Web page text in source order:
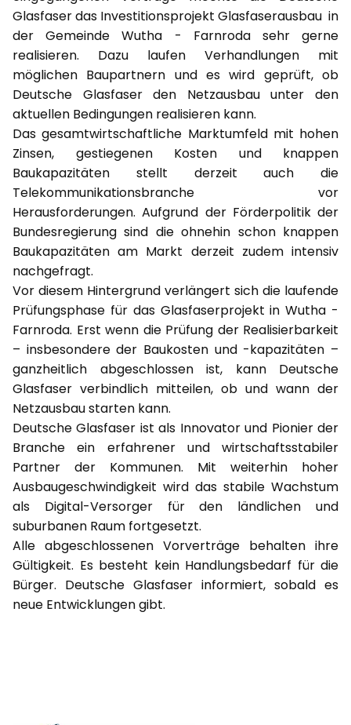
Glasfaser das Investitionsprojekt Glasfaserausbau in
der Gemeinde Wutha - Farnroda sehr gerne
realisieren. Dazu laufen Verhandlungen mit
möglichen Baupartnern und es wird geprüft, ob
Deutsche Glasfaser den Netzausbau unter den
aktuellen Bedingungen realisieren kann.
Das gesamtwirtschaftliche Marktumfeld mit hohen
Zinsen, gestiegenen Kosten und knappen
Baukapazitäten stellt derzeit auch die
Telekommunikationsbranche vor
Herausforderungen. Aufgrund der Förderpolitik der
Bundesregierung sind die ohnehin schon knappen
Baukapazitäten am Markt derzeit zudem intensiv
nachgefragt.
Vor diesem Hintergrund verlängert sich die laufende
Prüfungsphase für das Glasfaserprojekt in Wutha -
Farnroda. Erst wenn die Prüfung der Realisierbarkeit
– insbesondere der Baukosten und -kapazitäten –
ganzheitlich abgeschlossen ist, kann Deutsche
Glasfaser verbindlich mitteilen, ob und wann der
Netzausbau starten kann.
Deutsche Glasfaser ist als Innovator und Pionier der
Branche ein erfahrener und wirtschaftsstabiler
Partner der Kommunen. Mit weiterhin hoher
Ausbaugeschwindigkeit wird das stabile Wachstum
als Digital-Versorger für den ländlichen und
suburbanen Raum fortgesetzt.
Alle abgeschlossenen Vorverträge behalten ihre
Gültigkeit. Es besteht kein Handlungsbedarf für die
Bürger. Deutsche Glasfaser informiert, sobald es
neue Entwicklungen gibt.